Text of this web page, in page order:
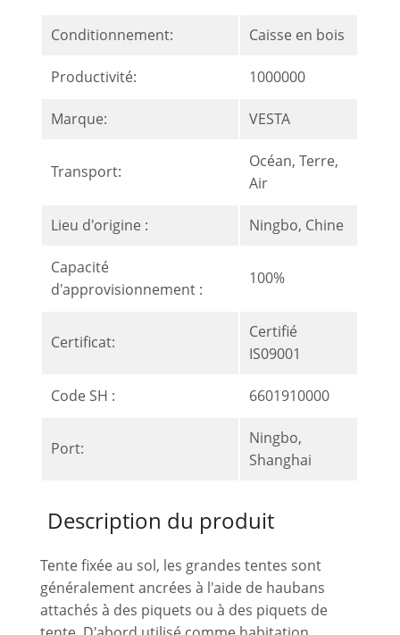
Conditionnement: Caisse en bois
Productivité: 1000000
Marque: VESTA
Transport:
Océan, Terre,
Air
Lieu d'origine : Ningbo, Chine
Capacité
d'approvisionnement :
100%
Certificat:
Certifié
IS09001
Code SH : 6601910000
Port:
Ningbo,
Shanghai
Description du produit
Tente fixée au sol, les grandes tentes sont
généralement ancrées à l'aide de haubans
attachés à des piquets ou à des piquets de